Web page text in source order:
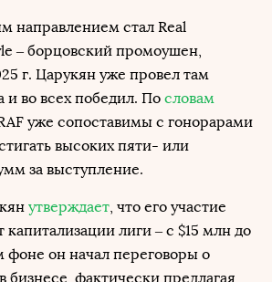
направлением стал Real
– борцовский промоушен,
г. Царукян уже провел там
и во всех победил. По словам
уже сопоставимы с гонорарами
высоких пяти- или
за выступление.
утверждает, что его участие
капитализации лиги – с $15 млн до
фоне он начал переговоры о
бизнесе, фактически предлагая